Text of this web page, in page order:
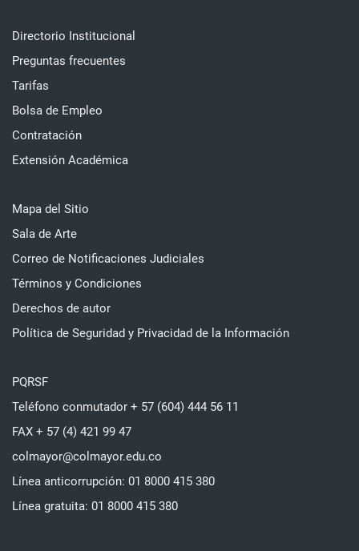
Directorio Institucional
Preguntas frecuentes
Tarifas
Bolsa de Empleo
Contratación
Extensión Académica
Mapa del Sitio
Sala de Arte
Correo de Notificaciones Judiciales
Términos y Condiciones
Derechos de autor
Política de Seguridad y Privacidad de la Información
PQRSF
Teléfono conmutador + 57 (604) 444 56 11
FAX + 57 (4) 421 99 47
colmayor@colmayor.edu.co
Línea anticorrupción: 01 8000 415 380
Línea gratuita: 01 8000 415 380